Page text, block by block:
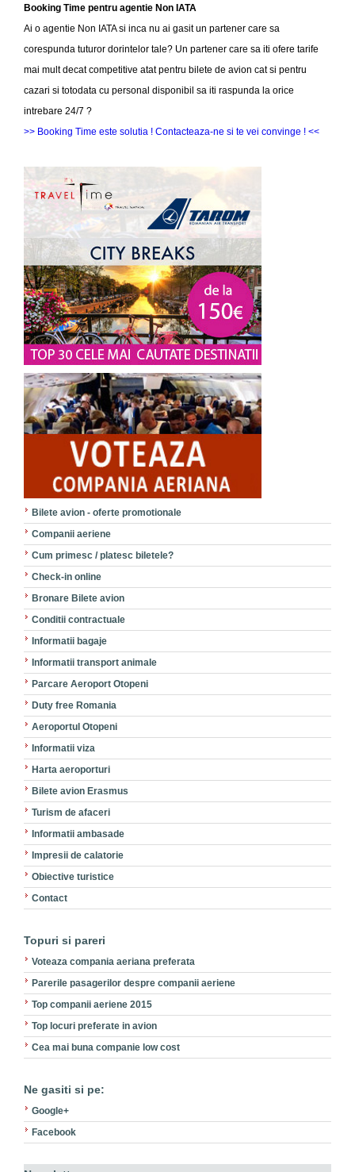
Booking Time pentru agentie Non IATA
Ai o agentie Non IATA si inca nu ai gasit un partener care sa
corespunda tuturor dorintelor tale? Un partener care sa iti ofere tarife
mai mult decat competitive atat pentru bilete de avion cat si pentru
cazari si totodata cu personal disponibil sa iti raspunda la orice
intrebare 24/7 ?
>> Booking Time este solutia ! Contacteaza-ne si te vei convinge ! <<
Bilete avion - oferte promotionale
Companii aeriene
Cum primesc / platesc biletele?
Check-in online
Bronare Bilete avion
Conditii contractuale
Informatii bagaje
Informatii transport animale
Parcare Aeroport Otopeni
Duty free Romania
Aeroportul Otopeni
Informatii viza
Harta aeroporturi
Bilete avion Erasmus
Turism de afaceri
Informatii ambasade
Impresii de calatorie
Obiective turistice
Contact
Topuri si pareri
Voteaza compania aeriana preferata
Parerile pasagerilor despre companii aeriene
Top companii aeriene 2015
Top locuri preferate in avion
Cea mai buna companie low cost
Ne gasiti si pe:
Google+
Facebook